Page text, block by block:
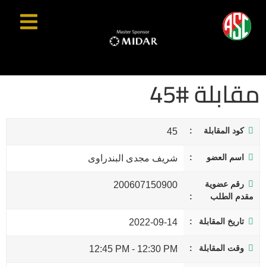
مقابلة #45
كود المقابلة 45
اسم العضو شريف مجدى البندراوى
رقم عضوية
مقدم الطلب
200607150900
تاريخ المقابلة 2022-09-14
وقت المقابلة 12:30 PM
-
12:45 PM